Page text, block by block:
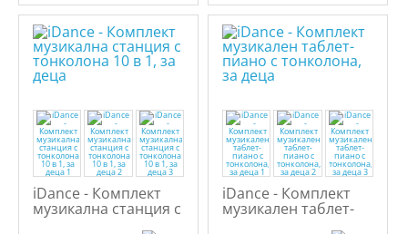
iDance - Комплект
музикална станция с
тонколона 10 в 1, за
iDance - Комплект
музикален таблет-
пиано с тонколона,